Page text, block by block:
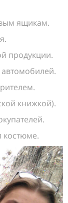
ящикам.
продукции.
книжкой).
костюме.